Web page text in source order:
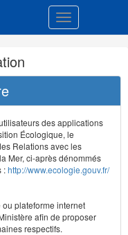
Toggle
des applications
Écologique, le
Relations avec les
Mer, ci-après dénommés
:http://www.ecologie.gouv.fr/
plateforme internet
afin de proposer
respectifs.